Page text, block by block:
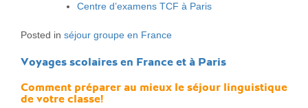
Centre d’examens TCF à Paris
Posted in séjour groupe en France
Voyages scolaires en France et à Paris
Comment préparer au mieux le séjour linguistique
de votre classe!